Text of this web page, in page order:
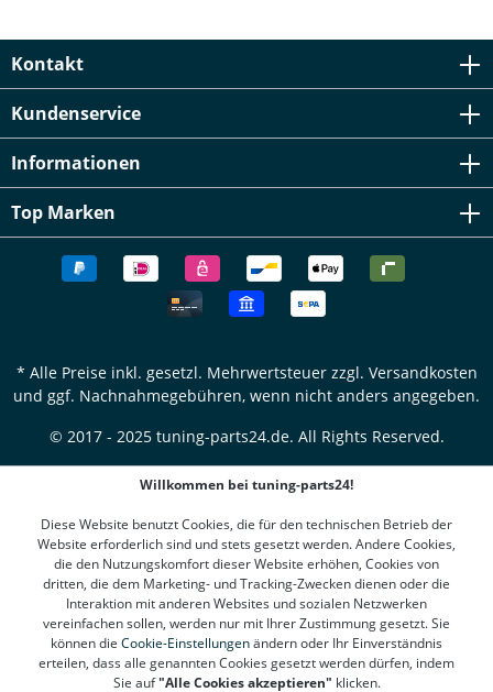
Kontakt
Kundenservice
Informationen
Top Marken
* Alle Preise inkl. gesetzl. Mehrwertsteuer zzgl. Versandkosten
und ggf. Nachnahmegebühren, wenn nicht anders angegeben.
© 2017 - 2025 tuning-parts24.de. All Rights Reserved.
Willkommen bei tuning-parts24!
Diese Website benutzt Cookies, die für den technischen Betrieb der
Website erforderlich sind und stets gesetzt werden. Andere Cookies,
die den Nutzungskomfort dieser Website erhöhen, Cookies von
dritten, die dem Marketing- und Tracking-Zwecken dienen oder die
Interaktion mit anderen Websites und sozialen Netzwerken
vereinfachen sollen, werden nur mit Ihrer Zustimmung gesetzt. Sie
können die Cookie-Einstellungenändern oder Ihr Einverständnis
erteilen, dass alle genannten Cookies gesetzt werden dürfen, indem
Sie auf"Alle Cookies akzeptieren" klicken.